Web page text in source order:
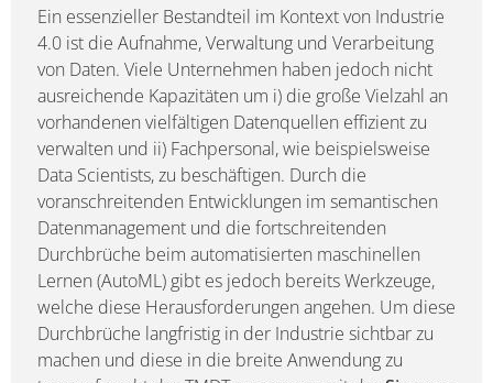
Ein essenzieller Bestandteil im Kontext von Industrie
4.0 ist die Aufnahme, Verwaltung und Verarbeitung
von Daten. Viele Unternehmen haben jedoch nicht
ausreichende Kapazitäten um i) die große Vielzahl an
vorhandenen vielfältigen Datenquellen effizient zu
verwalten und ii) Fachpersonal, wie beispielsweise
Data Scientists, zu beschäftigen. Durch die
voranschreitenden Entwicklungen im semantischen
Datenmanagement und die fortschreitenden
Durchbrüche beim automatisierten maschinellen
Lernen (AutoML) gibt es jedoch bereits Werkzeuge,
welche diese Herausforderungen angehen. Um diese
Durchbrüche langfristig in der Industrie sichtbar zu
machen und diese in die breite Anwendung zu